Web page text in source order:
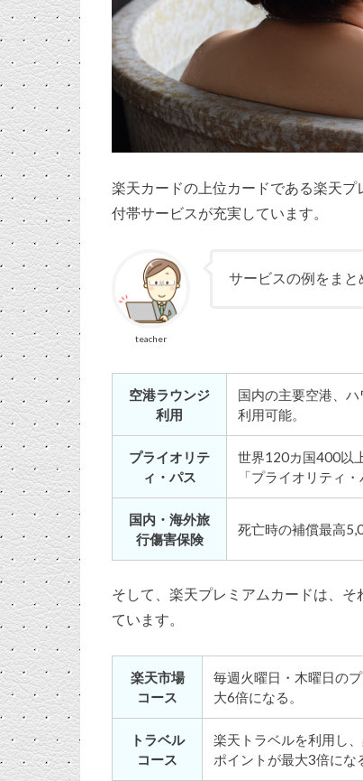
楽天カードの上位カードである楽天
付帯サービスが充実しています。
teacher
サービスの例をまと
空港ラウンジ
利用
国内の主要空港、
利用可能。
プライオリテ
ィ・パス
世界120カ国400以
「プライオリティ
国内・海外旅
行傷害保険
死亡時の補償最高
そして、楽天プレミアムカードは、
ています。
楽天市場
コース
毎週火曜日・木曜日の
大6倍になる。
トラベル
コース
楽天トラベルを利用し
ポイントが最大3倍にな